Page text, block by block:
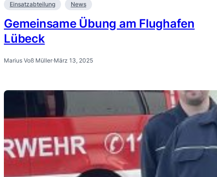
Einsatzabteilung News
Gemeinsame Übung am Flughafen
Lübeck
Marius Voß Müller·März 13, 2025